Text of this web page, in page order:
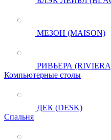
МЕЗОН (MAISON)
РИВЬЕРА
Компьютерные столы
ДЕК (DESK)
Спальня